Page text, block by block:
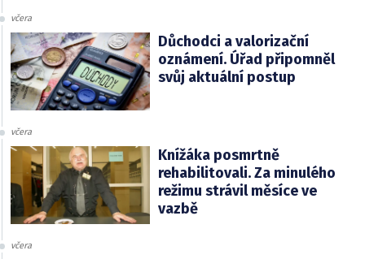
včera
Důchodci a valorizační
oznámení. Úřad připomněl
svůj aktuální postup
včera
Knížáka posmrtně
rehabilitovali. Za minulého
režimu strávil měsíce ve
vazbě
včera